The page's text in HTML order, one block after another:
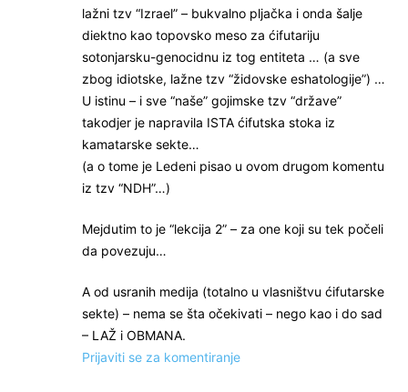
lažni tzv “Izrael” – bukvalno pljačka i onda šalje
diektno kao topovsko meso za ćifutariju
sotonjarsku-genocidnu iz tog entiteta … (a sve
zbog idiotske, lažne tzv “židovske eshatologije”) …
U istinu – i sve “naše” gojimske tzv “države”
takodjer je napravila ISTA ćifutska stoka iz
kamatarske sekte…
(a o tome je Ledeni pisao u ovom drugom komentu
iz tzv “NDH”…)
Mejdutim to je “lekcija 2” – za one koji su tek počeli
da povezuju…
A od usranih medija (totalno u vlasništvu ćifutarske
sekte) – nema se šta očekivati – nego kao i do sad
– LAŽ i OBMANA.
Prijaviti se za komentiranje